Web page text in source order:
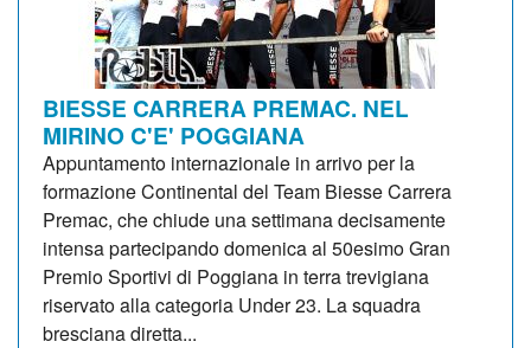
BIESSE CARRERA PREMAC. NEL
MIRINO C'E' POGGIANA
Appuntamento internazionale in arrivo per la
formazione Continental del Team Biesse Carrera
Premac, che chiude una settimana decisamente
intensa partecipando domenica al 50esimo Gran
Premio Sportivi di Poggiana in terra trevigiana
riservato alla categoria Under 23. La squadra
bresciana diretta...